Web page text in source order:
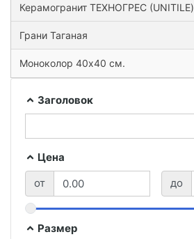
Керамогранит ТЕХНОГРЕС (UNITILE)
Грани Таганая
Моноколор 40х40 см.
Заголовок
Цена
от
до
Размер